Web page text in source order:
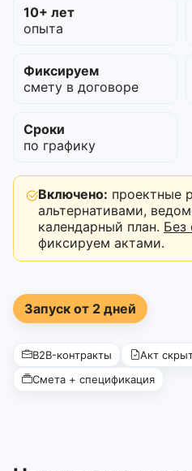
10+ лет
опыта
Фиксируем
смету в договоре
Сроки
по графику
Включено: проектные
альтернативами,
календарный план. Без
фиксируем актами.
Запуск от 2 дней
B2B-контракты
Акт
Смета + спецификация